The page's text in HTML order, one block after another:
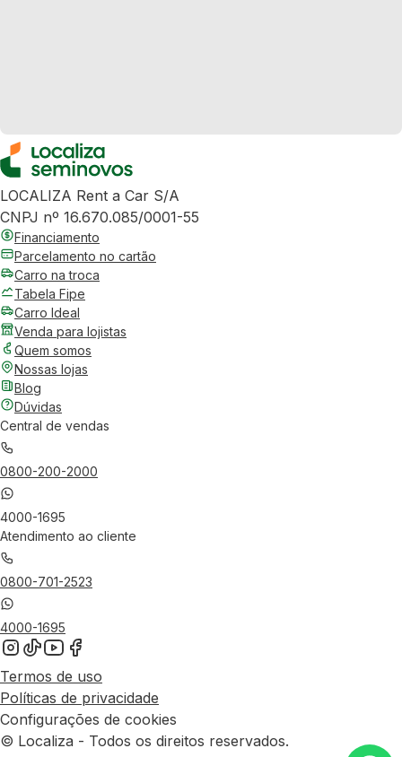
LOCALIZA Rent a Car S/A
CNPJ nº 16.670.085/0001-55
Financiamento
Parcelamento no cartão
Carro na troca
Tabela Fipe
Carro Ideal
Venda para lojistas
Quem somos
Nossas lojas
Blog
Dúvidas
Central de vendas
0800-200-2000
4000-1695
Atendimento ao cliente
0800-701-2523
4000-1695
Termos de uso
Políticas de privacidade
Configurações de cookies
© Localiza - Todos os direitos reservados.